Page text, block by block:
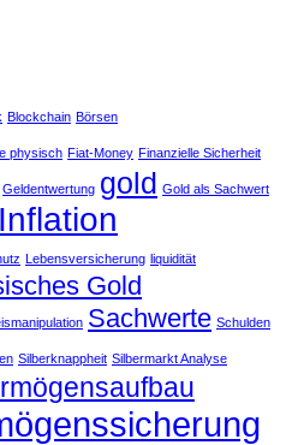
Blockchain Börsen
physisch Fiat-Money Finanzielle Sicherheit
Geldentwertung gold Gold als Sachwert
Inflation
Lebensversicherung liquidität
Gold
Sachwerte Schulden
Silberknappheit Silbermarkt Analyse